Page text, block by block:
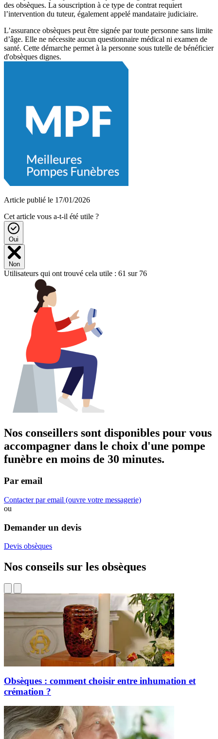
des obsèques. La souscription à ce type de contrat requiert
l’intervention du tuteur, également appelé mandataire judiciaire.
L’assurance obsèques peut être signée par toute personne sans limite
d’âge. Elle ne nécessite aucun questionnaire médical ni examen de
santé. Cette démarche permet à la personne sous tutelle de bénéficier
d'obsèques dignes.
Article publié le 17/01/2026
Cet article vous a-t-il été utile ?
Oui
Non
Utilisateurs qui ont trouvé cela utile : 61 sur 76
Nos conseillers sont disponibles pour vous
accompagner dans le choix d'une pompe
funèbre en moins de 30 minutes.
Par email
Contacter par email (ouvre votre messagerie)
ou
Demander un devis
Devis obsèques
Nos conseils sur les obsèques
Obsèques : comment choisir entre inhumation et
crémation ?